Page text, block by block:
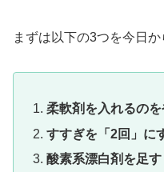
まずは以下の3つを今日か
柔軟剤を入れるのを
すすぎを「2回」に
酸素系漂白剤を足す